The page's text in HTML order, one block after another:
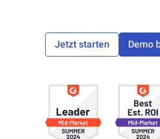
Jetzt starten Demo